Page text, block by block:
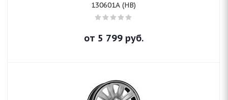
130601A (HB)
от 5 799руб.